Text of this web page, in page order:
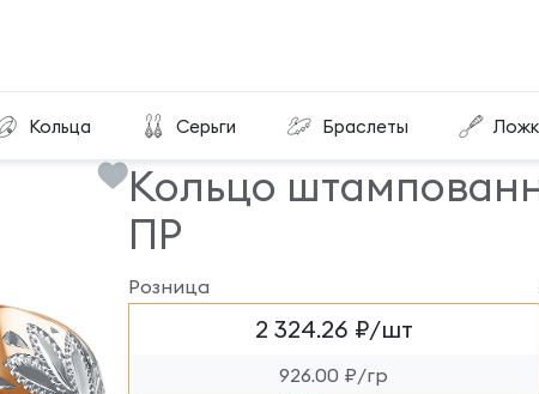
Кольца Серьги Браслеты
Кольцо штампованное/алмазка КША-26-ПР
Кольцо
ПР
Розница
2 324.26 ₽/шт
926.00 ₽/гр